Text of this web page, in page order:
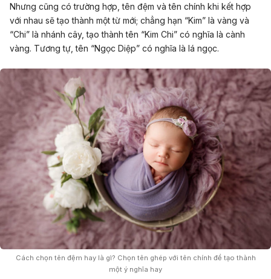
Nhưng cũng có trường hợp, tên đệm và tên chính khi kết hợp
với nhau sẽ tạo thành một từ mới; chẳng hạn “Kim” là vàng và
“Chi” là nhánh cây, tạo thành tên “Kim Chi” có nghĩa là cành
vàng. Tương tự, tên “Ngọc Diệp” có nghĩa là lá ngọc.
Cách chọn tên đệm hay là gì? Chọn tên ghép với tên chính để tạo thành
một ý nghĩa hay